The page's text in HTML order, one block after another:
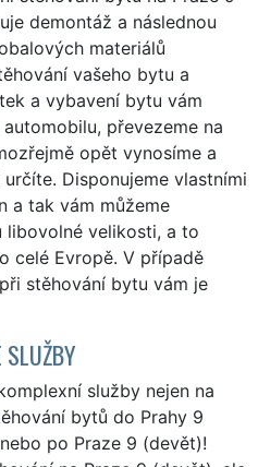
demontáž a následnou
materiálů
vašeho bytu a
a vybavení bytu vám
převezeme na
opět vynosíme a
Disponujeme vlastními
a tak vám můžeme
velikosti, a to
celé Evropě. V případě
stěhování bytu vám je
SLUŽBY
služby nejen na
bytů do Prahy 9
po Praze 9 (devět)!